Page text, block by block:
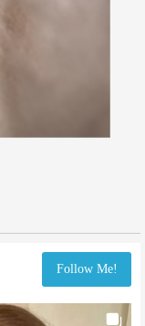
Follow Me!